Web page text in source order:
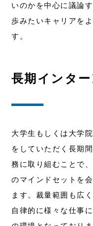
いのかを中心に議論
歩みたいキャリアを
す。
長期インタ
大学生もしくは大学
をしていただく長期
務に取り組むことで
のマインドセットを
ます。裁量範囲も広
自律的に様々な仕事